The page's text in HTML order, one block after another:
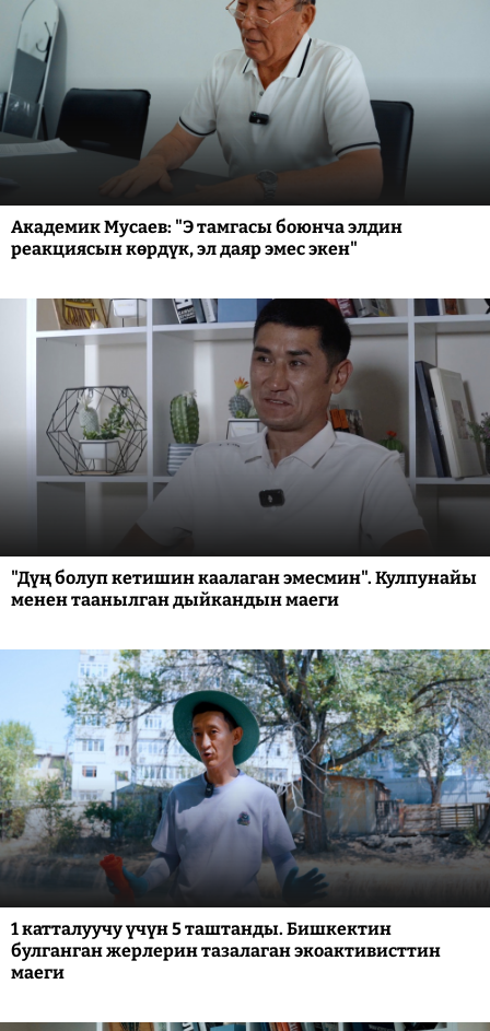
Академик Мусаев: "Э тамгасы боюнча элдин
реакциясын көрдүк, эл даяр эмес экен"
"Дүң болуп кетишин каалаган эмесмин". Кулпунайы
менен таанылган дыйкандын маеги
1 катталуучу үчүн 5 таштанды. Бишкектин
булганган жерлерин тазалаган экоактивисттин
маеги